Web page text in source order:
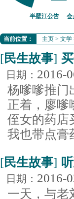
半壁江公告 会
当前位置： 主页 > 文学
[民生故事]
日期： 2016-
杨嗲嗲推门
正着，廖嗲
侄女的药店
我也带点膏
[民生故事]
日期： 2016-
一天，与老